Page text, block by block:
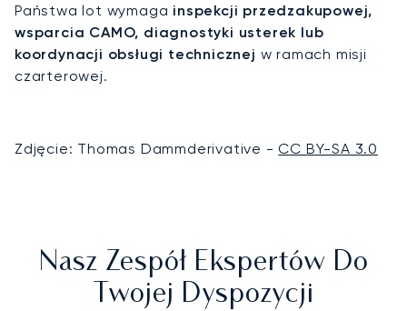
Państwa lot wymaga inspekcji przedzakupowej,
wsparcia CAMO, diagnostyki usterek lub
koordynacji obsługi technicznej w ramach misji
czarterowej.
Zdjęcie: Thomas Dammderivative -CC BY-SA 3.0
Nasz Zespół Ekspertów Do
Twojej Dyspozycji